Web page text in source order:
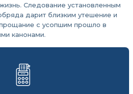
Следование установленным
дарит близким утешение и
с усопшим прошло в
канонами.